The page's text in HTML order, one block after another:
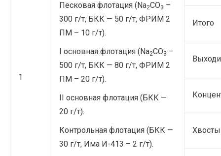
1
Песковая флотация (Na2CO3 –
300 г/т, БКК — 50 г/т, ФРИМ 2
ПМ – 10 г/т).
I основная флотация (Na2CO3 –
500 г/т, БКК — 80 г/т, ФРИМ 2
ПМ – 20 г/т).
II основная флотация (БКК —
20 г/т).
Контрольная флотация (БКК —
30 г/т, Има И-413 – 2 г/т).
Итого
Хвосты